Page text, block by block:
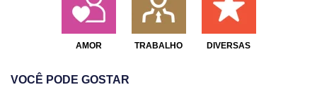
AMOR TRABALHO DIVERSAS
VOCÊ PODE GOSTAR